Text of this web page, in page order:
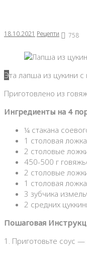
18.10.2021 Рецепти 758
Эта лапша из цукини
Приготовлено из
Ингредиенты на 4
¼ стакана
1 столовая
2 столовые
450-500 г
2 столовые
1 столовая
3 зубчика
2 средних
Пошаговая
1. Приготовьте соус